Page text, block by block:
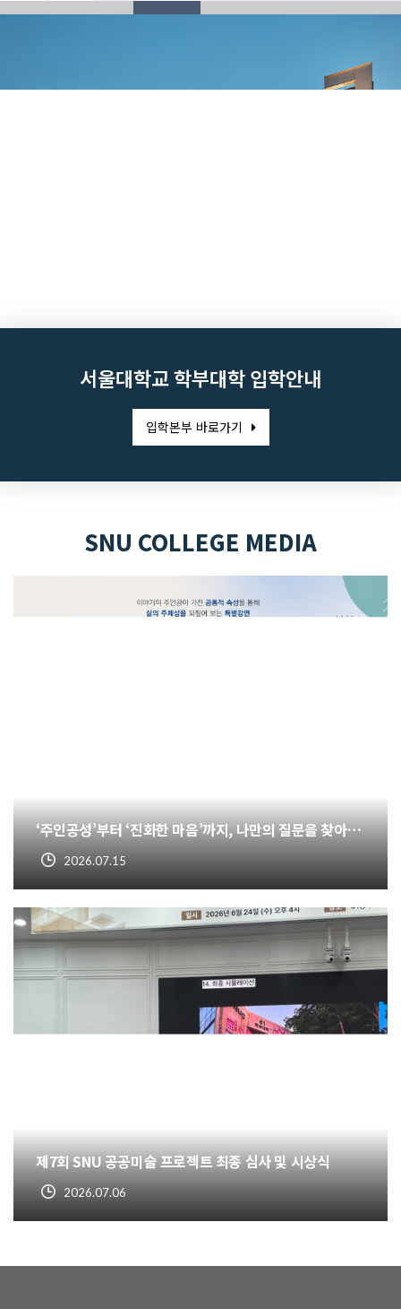
서울대학교 학부대학 입학안내
입학본부 바로가기
SNU COLLEGE MEDIA
‘주인공성’부터 ‘진화한 마음’까지, 나만의 질문을 찾아라 – 학부대학 명사 초청 프로젝트 「세상에 질문을 던지는 자들」
2026.07.15
제7회 SNU 공공미술 프로젝트 최종 심사 및 시상식
2026.07.06